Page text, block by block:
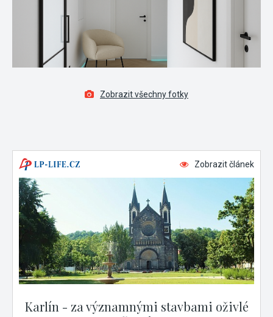
Zobrazit všechny fotky
Zobrazit článek
Karlín - za významnými stavbami oživlé